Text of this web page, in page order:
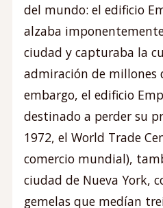
del mundo: el edificio
alzaba
ciudad y capturaba la
admiración de millones
embargo, el edificio
destinado a perder su
1972, el World Trade
comercio mundial),
ciudad de Nueva York,
gemelas que medían